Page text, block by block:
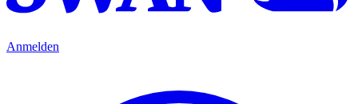
Anmelden